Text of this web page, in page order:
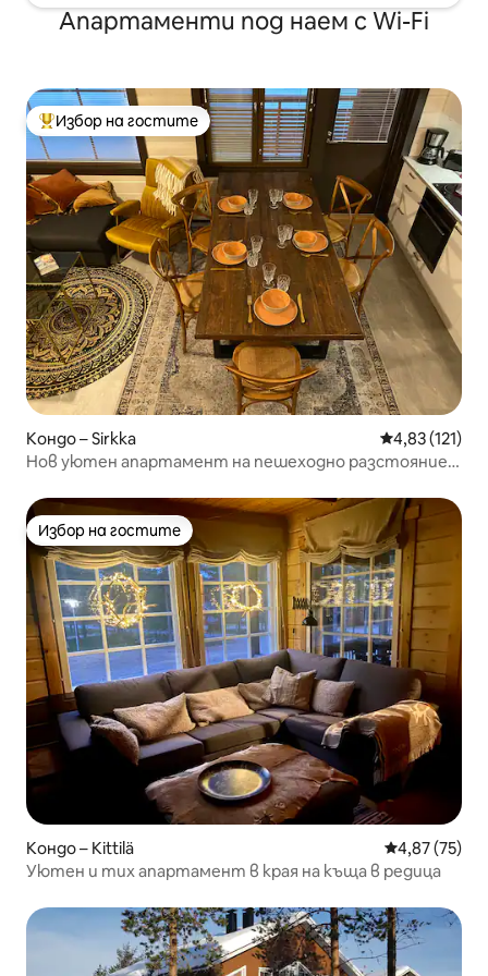
Апартаменти под наем с Wi-Fi
Най-популярен избор на гостите
Избор на гостите
Кондо – Sirkka Средна
4,83 (121)
Нов уютен апартамент на пешеходно разстояние
Избор на гостите
Избор на гостите
Кондо – Kittilä Средна
4,87 (75)
Уютен и тих апартамент в края на къща в редица